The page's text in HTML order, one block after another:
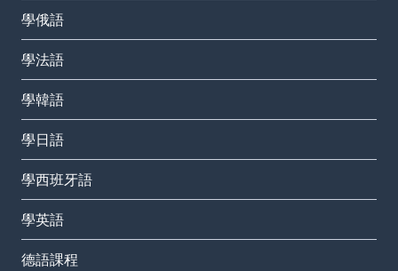
學俄語
學法語
學韓語
學日語
學西班牙語
學英語
德語課程